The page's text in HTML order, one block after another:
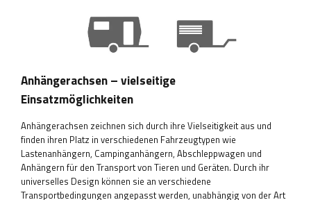
Anhängerachsen – vielseitige
Einsatzmöglichkeiten
Anhängerachsen zeichnen sich durch ihre Vielseitigkeit aus und
finden ihren Platz in verschiedenen Fahrzeugtypen wie
Lastenanhängern, Campinganhängern, Abschleppwagen und
Anhängern für den Transport von Tieren und Geräten. Durch ihr
universelles Design können sie an verschiedene
Transportbedingungen angepasst werden, unabhängig von der Art